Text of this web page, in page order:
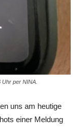
per NINA.
uns am heutige
einer Meldung